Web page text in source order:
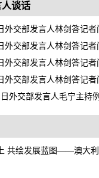
谈话
外交部发言人林剑答记者
外交部发言人林剑答记者
外交部发言人林剑答记者
外交部发言人林剑答记者
日外交部发言人毛宁主持
共绘发展蓝图——澳大利